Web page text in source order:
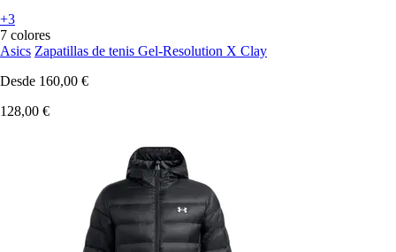
+3
7 colores
Asics Zapatillas de tenis Gel-Resolution X Clay
Desde 160,00 €
128,00 €